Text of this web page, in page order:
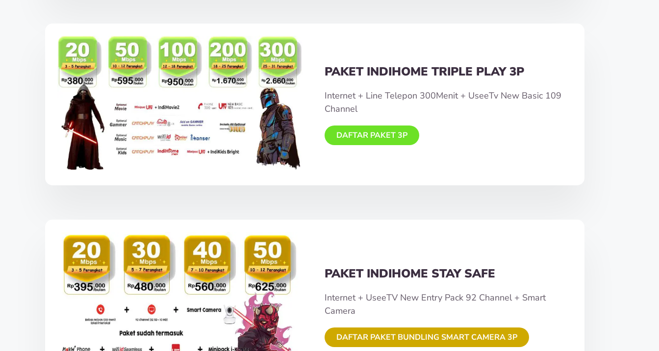
PAKET INDIHOME TRIPLE PLAY 3P
Internet + Line Telepon 300Menit + UseeTv New Basic 109
Channel
DAFTAR PAKET 3P
PAKET INDIHOME STAY SAFE
Internet + UseeTV New Entry Pack 92 Channel + Smart
Camera
DAFTAR PAKET BUNDLING SMART CAMERA 3P